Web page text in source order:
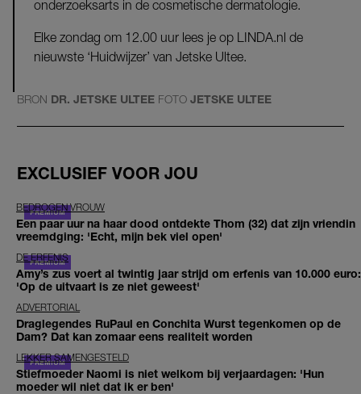
onderzoeksarts in de cosmetische dermatologie.
Elke zondag om 12.00 uur lees je op LINDA.nl de
nieuwste ‘Huidwijzer’ van Jetske Ultee.
BRON DR. JETSKE ULTEE FOTO JETSKE ULTEE
EXCLUSIEF VOOR JOU
BEDROGEN VROUW
Een paar uur na haar dood ontdekte Thom (32) dat zijn vriendin
vreemdging: 'Echt, mijn bek viel open'
DE ERFENIS
Amy’s zus voert al twintig jaar strijd om erfenis van 10.000 euro:
'Op de uitvaart is ze niet geweest'
ADVERTORIAL
Draglegendes RuPaul en Conchita Wurst tegenkomen op de
Dam? Dat kan zomaar eens realiteit worden
LEKKER SAMENGESTELD
Stiefmoeder Naomi is niet welkom bij verjaardagen: 'Hun
moeder wil niet dat ik er ben'